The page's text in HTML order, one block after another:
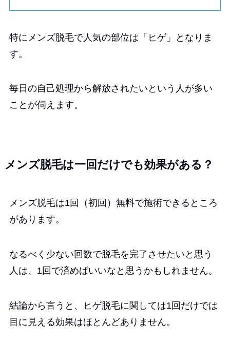
特にメンズ脱毛で人気の部位は「ヒゲ」となりま
す。
毎日の自己処理から解放されたいという人が多い
ことが伺えます。
メンズ脱毛は一回だけでも効果がある？
メンズ脱毛は1回（初回）無料で施術できるところ
があります。
なるべく少ない回数で脱毛を完了させたいと思う
人は、1回で済めばいいなと思うかもしれません。
結論から言うと、ヒゲ脱毛に関しては1回だけでは
目に見える効果はほとんどありません。